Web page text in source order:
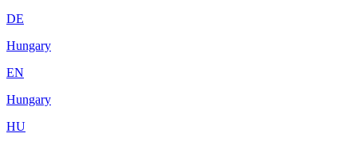
DE
Hungary
EN
Hungary
HU